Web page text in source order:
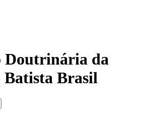
Doutrinária da
Batista Brasil